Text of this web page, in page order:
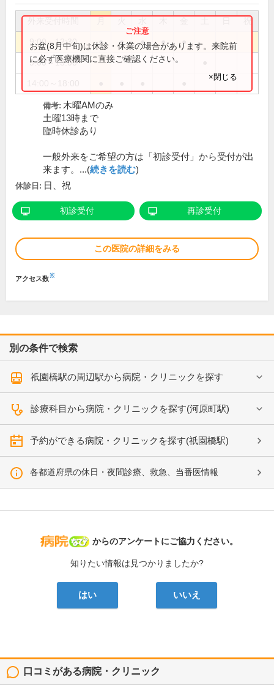
祝
9:00～12:30 ● ● ● ● ●
9:00～13:00
お盆(8月中旬)は休診・休業の場合があります。来院前
に必ず医療機関に直接ご確認ください。
×閉じる
備考: 木曜AMのみ
土曜13時まで
臨時休診あり
一般外来をご希望の方は「初診受付」から受付が出
来ます。...(続きを読む)
休診日: 日、祝
初診受付 再診受付
この医院の詳細をみる
アクセス数※
別の条件で検索
祇園橋駅の周辺駅から病院・クリニックを探す
診療科目から病院・クリニックを探す(河原町駅)
予約ができる病院・クリニックを探す(祇園橋駅)
各都道府県の休日・夜間診療、救急、当番医情報
病院なび
からのアンケートにご協力ください。
知りたい情報は見つかりましたか?
はい いいえ
口コミがある病院・クリニック